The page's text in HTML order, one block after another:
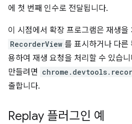
에 첫 번째 인수로 전달됩니다.
이 시점에서 확장 프로그램은 재생을
RecorderView 를 표시하거나 다른
용하여 재생 요청을 처리할 수 있습니
만들려면
출합니다.
Replay 플러그인 예